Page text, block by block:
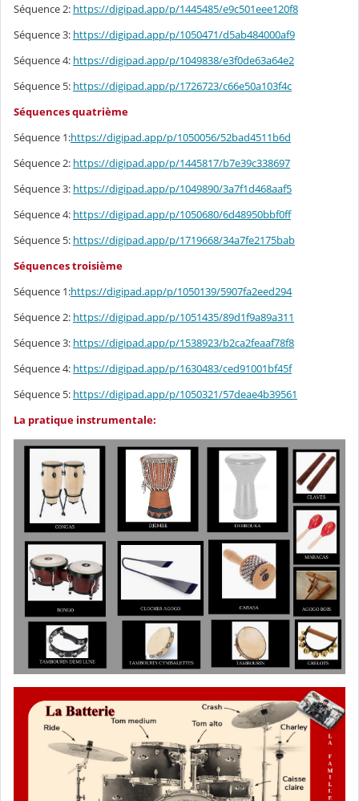
Séquence 2: https://digipad.app/p/1445485/e9c501eee120f8
Séquence 3: https://digipad.app/p/1050471/d5ab484000af9
Séquence 4: https://digipad.app/p/1049838/e3f0de63a64e2
Séquence 5: https://digipad.app/p/1726723/c66e50a103f4c
Séquences quatrième
Séquence 1:https://digipad.app/p/1050056/52bad4511b6d
Séquence 2: https://digipad.app/p/1445817/b7e39c338697
Séquence 3: https://digipad.app/p/1049890/3a7f1d468aaf5
Séquence 4: https://digipad.app/p/1050680/6d48950bbf0ff
Séquence 5: https://digipad.app/p/1719668/34a7fe2175bab
Séquences troisième
Séquence 1:https://digipad.app/p/1050139/5907fa2eed294
Séquence 2: https://digipad.app/p/1051435/89d1f9a89a311
Séquence 3: https://digipad.app/p/1538923/b2ca2feaaf78f8
Séquence 4: https://digipad.app/p/1630483/ced91001bf45f
Séquence 5: https://digipad.app/p/1050321/57deae4b39561
La pratique instrumentale: